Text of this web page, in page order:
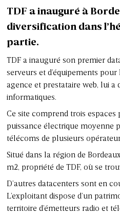
TDF a inauguré à
diversification dans
partie.
TDF a inauguré son premier
serveurs et d’équipements
agence et prestataire web, lui a
informatiques.
Ce site comprend trois espaces
puissance électrique moyenne
télécoms de plusieurs
Situé dans la région de
m2, propriété de TDF, où se
D’autres datacenters sont en
L’exploitant dispose d’un
territoire d’émetteurs radio et